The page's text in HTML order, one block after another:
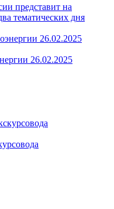
представит на
тематических дня
26.02.2025